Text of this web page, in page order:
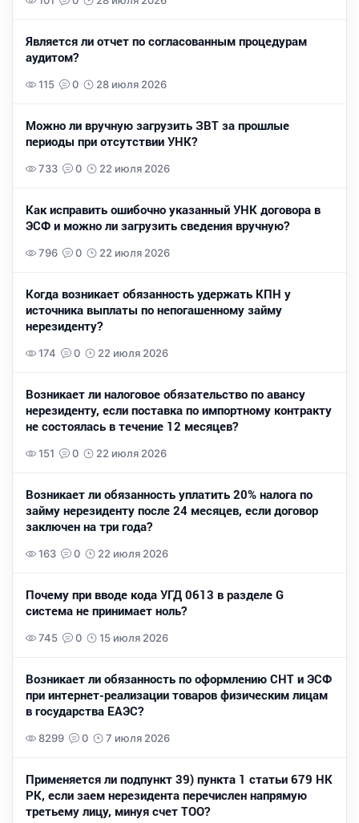
Является ли отчет по согласованным процедурам
аудитом?
115 0 28 июля 2026
Можно ли вручную загрузить ЗВТ за прошлые
периоды при отсутствии УНК?
733 0 22 июля 2026
Как исправить ошибочно указанный УНК договора в
ЭСФ и можно ли загрузить сведения вручную?
796 0 22 июля 2026
Когда возникает обязанность удержать КПН у
источника выплаты по непогашенному займу
нерезиденту?
174 0 22 июля 2026
Возникает ли налоговое обязательство по авансу
нерезиденту, если поставка по импортному контракту
не состоялась в течение 12 месяцев?
151 0 22 июля 2026
Возникает ли обязанность уплатить 20% налога по
займу нерезиденту после 24 месяцев, если договор
заключен на три года?
163 0 22 июля 2026
Почему при вводе кода УГД 0613 в разделе G
система не принимает ноль?
745 0 15 июля 2026
Возникает ли обязанность по оформлению СНТ и ЭСФ
при интернет-реализации товаров физическим лицам
в государства ЕАЭС?
8299 0 7 июля 2026
Применяется ли подпункт 39) пункта 1 статьи 679 НК
РК, если заем нерезидента перечислен напрямую
третьему лицу, минуя счет ТОО?